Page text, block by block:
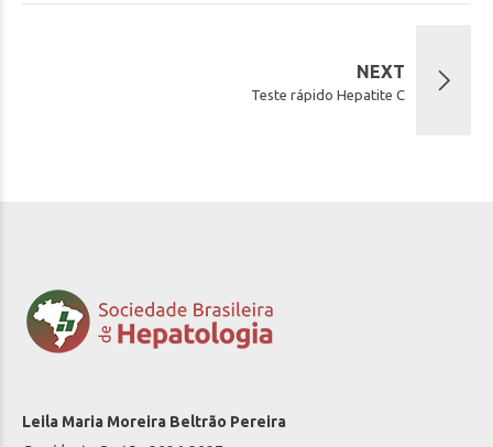
NEXT
Teste rápido Hepatite C
Leila Maria Moreira Beltrão Pereira